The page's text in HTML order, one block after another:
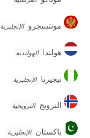
مونتينيجرو
مونتينيجرو الإنجليزية
هولندا
هولندا الهولندية
نيجيريا
نيجيريا الإنجليزية
النرويج
النرويج النرويجية
باكستان
باكستان الإنجليزية